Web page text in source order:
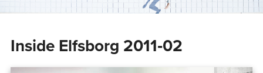
Inside Elfsborg 2011‑02